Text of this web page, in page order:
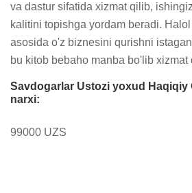
va dastur sifatida xizmat qilib,
kalitini topishga yordam beradi.
asosida o'z biznesini qurishni
bu kitob bebaho manba bo'lib xizmat
Savdogarlar Ustozi yoxud Haqiqiy
narxi:
99000 UZS